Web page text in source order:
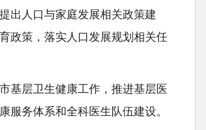
出人口与家庭发展相关政策建
政策，落实人口发展规划相关任
基层卫生健康工作，推进基层医
服务体系和全科医生队伍建设。